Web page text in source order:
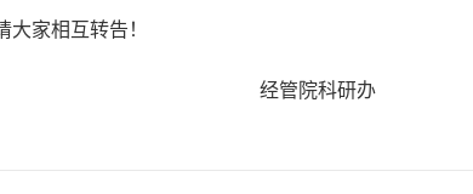
家相互转告！
管院科研办